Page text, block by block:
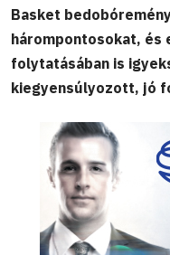
Basket
hárompontosokat, és
folytatásában is
kiegyensúlyozott, jó